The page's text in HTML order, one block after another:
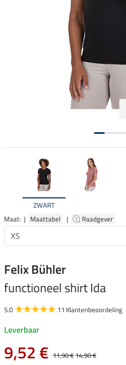
ZWART
Maat: | Maattabel | Raadgever
Felix Bühler
functioneel shirt Ida
5.0 11 Klantenbeoordeling
Leverbaar
9,52 € 11,90 €14,90 €